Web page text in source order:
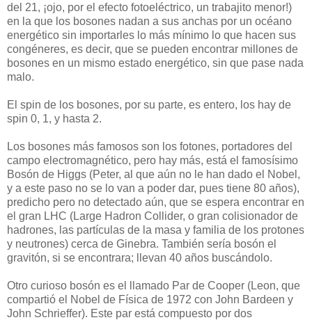
del 21, ¡ojo, por el efecto fotoeléctrico, un trabajito menor!)
en la que los bosones nadan a sus anchas por un océano
energético sin importarles lo más mínimo lo que hacen sus
congéneres, es decir, que se pueden encontrar millones de
bosones en un mismo estado energético, sin que pase nada
malo.
El spin de los bosones, por su parte, es entero, los hay de
spin 0, 1, y hasta 2.
Los bosones más famosos son los fotones, portadores del
campo electromagnético, pero hay más, está el famosísimo
Bosón de Higgs (Peter, al que aún no le han dado el Nobel,
y a este paso no se lo van a poder dar, pues tiene 80 años),
predicho pero no detectado aún, que se espera encontrar en
el gran LHC (Large Hadron Collider, o gran colisionador de
hadrones, las partículas de la masa y familia de los protones
y neutrones) cerca de Ginebra. También sería bosón el
gravitón, si se encontrara; llevan 40 años buscándolo.
Otro curioso bosón es el llamado Par de Cooper (Leon, que
compartió el Nobel de Física de 1972 con John Bardeen y
John Schrieffer). Este par está compuesto por dos